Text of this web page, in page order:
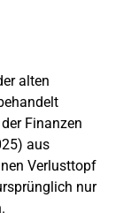
alten
Finanzen
aus
Verlusttopf
nur